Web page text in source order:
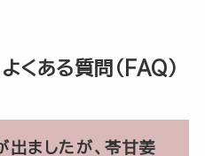
くある質問（FAQ）
ましたが、苓甘姜